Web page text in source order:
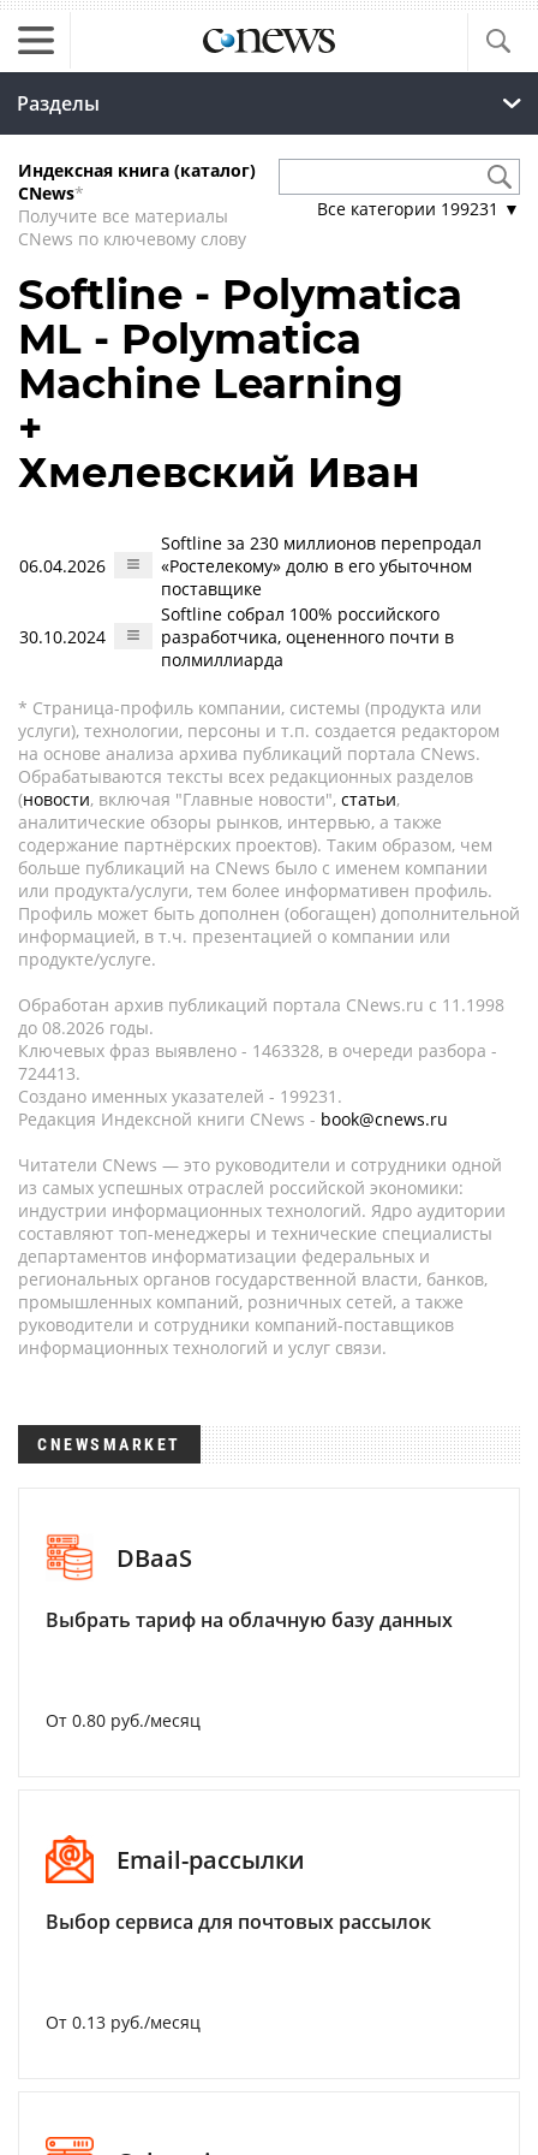
Разделы
Индексная книга (каталог)
CNews*
Получите все материалы
CNews по ключевому слову
Все категории 199231 ▼
Softline - Polymatica
ML - Polymatica
Machine Learning
+
Хмелевский Иван
06.04.2026
Softline за 230 миллионов перепродал
«Ростелекому» долю в его убыточном
поставщике
30.10.2024
Softline собрал 100% российского
разработчика, оцененного почти в
полмиллиарда
* Страница-профиль компании, системы (продукта или
услуги), технологии, персоны и т.п. создается редактором
на основе анализа архива публикаций портала CNews.
Обрабатываются тексты всех редакционных разделов
(новости, включая "Главные новости", статьи,
аналитические обзоры рынков, интервью, а также
содержание партнёрских проектов). Таким образом, чем
больше публикаций на CNews было с именем компании
или продукта/услуги, тем более информативен профиль.
Профиль может быть дополнен (обогащен) дополнительной
информацией, в т.ч. презентацией о компании или
продукте/услуге.
Обработан архив публикаций портала CNews.ru c 11.1998
до 08.2026 годы.
Ключевых фраз выявлено - 1463328, в очереди разбора -
724413.
Создано именных указателей - 199231.
Редакция Индексной книги CNews - book@cnews.ru
Читатели CNews — это руководители и сотрудники одной
из самых успешных отраслей российской экономики:
индустрии информационных технологий. Ядро аудитории
составляют топ-менеджеры и технические специалисты
департаментов информатизации федеральных и
региональных органов государственной власти, банков,
промышленных компаний, розничных сетей, а также
руководители и сотрудники компаний-поставщиков
информационных технологий и услуг связи.
CNEWSMARKET
DBaaS
Выбрать тариф на облачную базу данных
От 0.80 руб./месяц
Email-рассылки
Выбор сервиса для почтовых рассылок
От 0.13 руб./месяц